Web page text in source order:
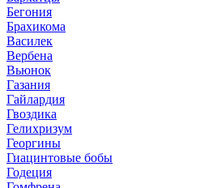
Бегония
Брахикома
Василек
Вербена
Вьюнок
Газания
Гайлардия
Гвоздика
Гелихризум
Георгины
Гиацинтовые бобы
Годеция